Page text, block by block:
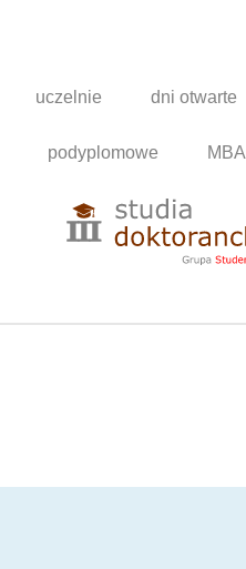
uczelnie dni otwarte
podyplomowe MBA